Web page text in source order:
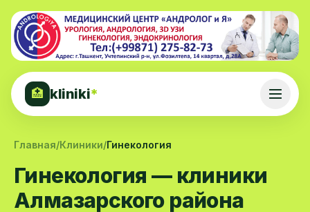
🏥 kliniki*
Главная/Клиники/Гинекология
Гинекология — клиники
Алмазарского района